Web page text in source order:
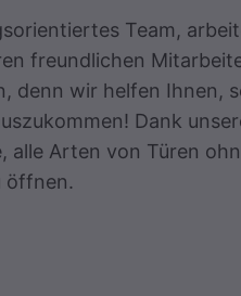
Team,
freundlichen
denn wir helfen Ihnen,
Dank
alle Arten von Türen
öffnen.